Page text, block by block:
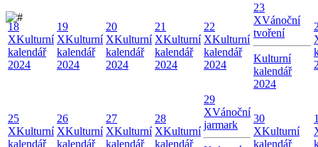
18
XKulturní
kalendář
2024
19
XKulturní
kalendář
2024
20
XKulturní
kalendář
2024
21
XKulturní
kalendář
2024
22
XKulturní
kalendář
2024
23
XVánoční
tvoření
Kulturní
kalendář
2024
25
XKulturní
kalendář
26
XKulturní
kalendář
27
XKulturní
kalendář
28
XKulturní
kalendář
29
XVánoční
jarmark
30
XKulturní
kalendář